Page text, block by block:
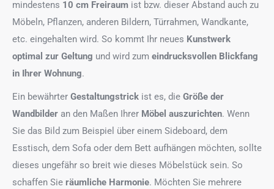
mindestens 10 cm Freiraum ist bzw. dieser Abstand auch zu
Möbeln, Pflanzen, anderen Bildern, Türrahmen, Wandkante,
etc. eingehalten wird. So kommt Ihr neues Kunstwerk
optimal zur Geltung und wird zum eindrucksvollen Blickfang
in Ihrer Wohnung.
Ein bewährter Gestaltungstrick ist es, die Größe der
Wandbilder an den Maßen Ihrer Möbel auszurichten. Wenn
Sie das Bild zum Beispiel über einem Sideboard, dem
Esstisch, dem Sofa oder dem Bett aufhängen möchten, sollte
dieses ungefähr so breit wie dieses Möbelstück sein. So
schaffen Sie räumliche Harmonie. Möchten Sie mehrere